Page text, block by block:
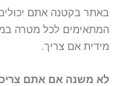
באתר בקטנה אתם
המתאימים לכל מטרה
מידית אם צריך.
לא משנה אם אתם